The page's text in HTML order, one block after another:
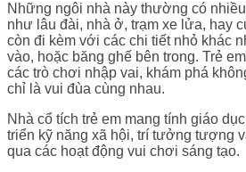
Những ngôi nhà này thường có
như lâu đài, nhà ở, trạm xe lửa, hay
còn đi kèm với các chi tiết nhỏ khác
vào, hoặc băng ghế bên trong. Trẻ
các trò chơi nhập vai, khám phá
chỉ là vui đùa cùng nhau.
Nhà cổ tích trẻ em mang tính giáo
triển kỹ năng xã hội, trí tưởng tượng
qua các hoạt động vui chơi sáng tạo.